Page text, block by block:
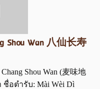
Shou Wan 八仙长寿
Shou Wan (麦味地
อตำรับ: Mài Wèi Dì